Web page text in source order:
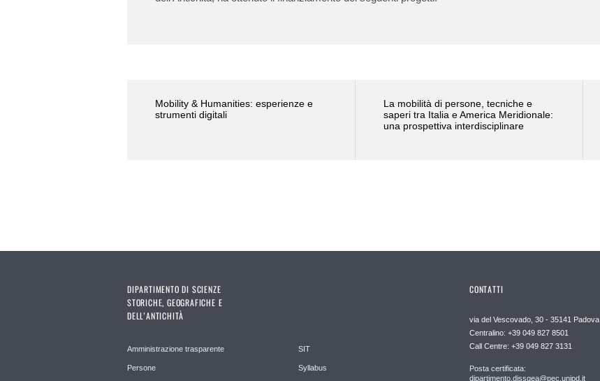
Mobility & Humanities: esperienze e
strumenti digitali
La mobilità di persone, tecniche e
saperi tra Italia e America Meridionale:
una prospettiva interdisciplinare
DIPARTIMENTO DI SCIENZE
STORICHE, GEOGRAFICHE E
DELL’ANTICHITÀ
Amministrazione trasparente
Persone
SIT
Syllabus
CONTATTI
via del Vescovado, 30 - 35141 Padova
Centralino: +39 049 827 8501
Call Centre: +39 049 827 3131
Posta certificata:
dipartimento.dissgea@pec.unipd.it